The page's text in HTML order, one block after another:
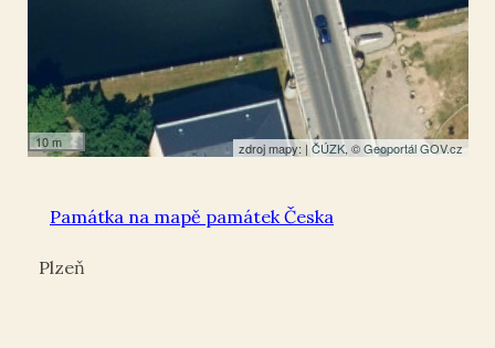
10 m zdroj mapy: | ČÚZK, ©Geoportál GOV.cz
Památka na mapě památek Česka
Plzeň